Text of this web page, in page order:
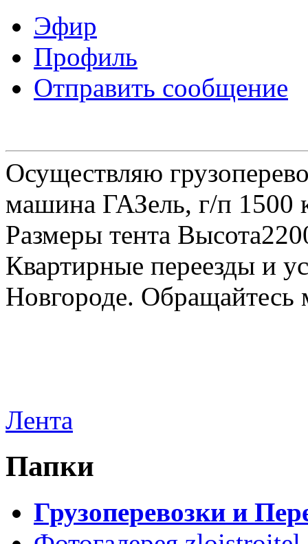
Эфир
Профиль
Отправить сообщение
Осуществляю
машина ГАЗель, г/п 1500
Размеры тента
Квартирные переезды и
Новгороде.
Лента
Папки
Грузоперевозки и